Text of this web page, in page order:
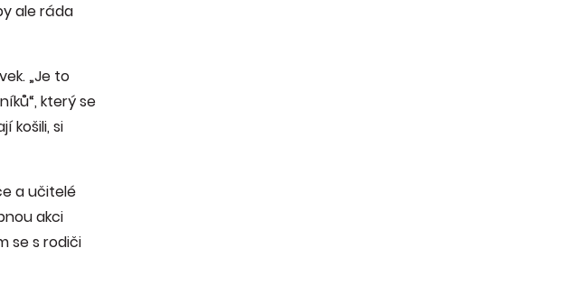
ale ráda
„Je to
který se
košili, si
a učitelé
akci
se s rodiči